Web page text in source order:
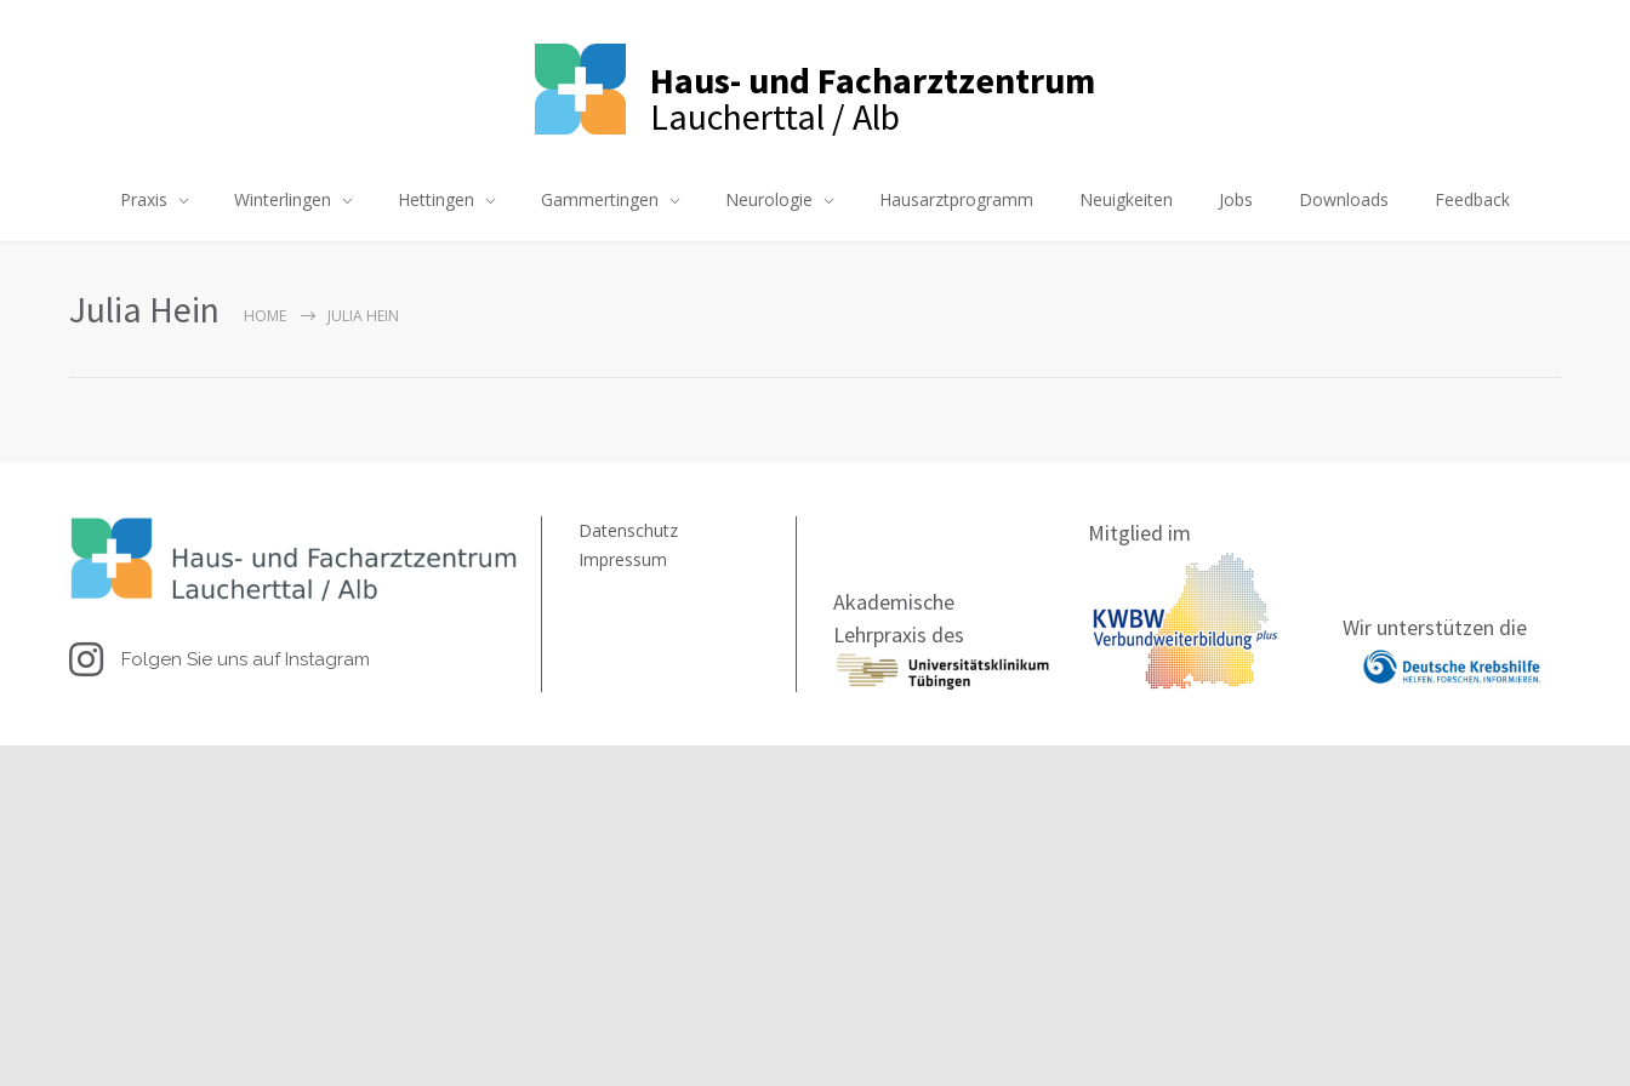
Haus- und Facharztzentrum
Laucherttal / Alb
Praxis Winterlingen Hettingen Gammertingen Neurologie Hausarztprogramm Neuigkeiten Jobs Downloads Feedback
Julia Hein HOME JULIA HEIN
Folgen Sie uns auf Instagram
Datenschutz
Impressum
Akademische
Lehrpraxis des
Mitglied im
Wir unterstützen die